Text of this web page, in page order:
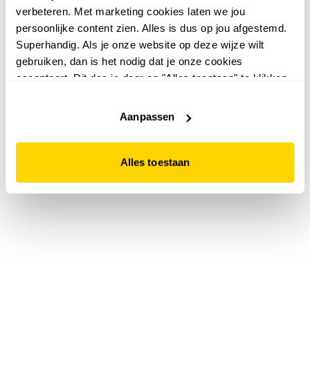
verbeteren. Met marketing cookies laten we jou
persoonlijke content zien. Alles is dus op jou afgestemd.
Superhandig. Als je onze website op deze wijze wilt
gebruiken, dan is het nodig dat je onze cookies
accepteert. Dit doe je door op "Alles toestaan" te klikken.
website niet optimaal functioneert.
Aanpassen
Alles toestaan